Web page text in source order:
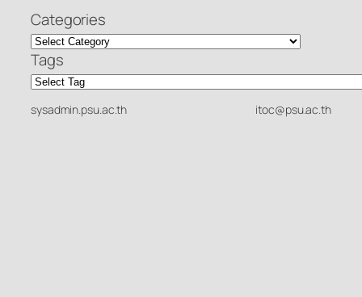
Categories
Tags
sysadmin.psu.ac.th itoc@psu.ac.th